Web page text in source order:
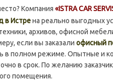
Компания «ISTRA CAR
в Истрена реально выгодных
архивов, офисной
если вы заказали офисный
в полном режиме. Опытные и
в срок. По желанию
помещения.